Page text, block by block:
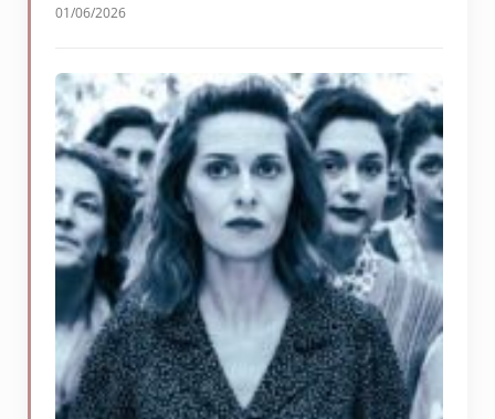
01/06/2026